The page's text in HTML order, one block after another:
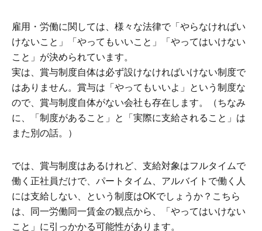
雇用・労働に関しては、様々な法律で「やらなければい
けないこと」「やってもいいこと」「やってはいけない
こと」が決められています。
実は、賞与制度自体は必ず設けなければいけない制度で
はありません。賞与は「やってもいいよ」という制度な
ので、賞与制度自体がない会社も存在します。（ちなみ
に、「制度があること」と「実際に支給されること」は
また別の話。）
では、賞与制度はあるけれど、支給対象はフルタイムで
働く正社員だけで、パートタイム、アルバイトで働く人
には支給しない、という制度はOKでしょうか？こちら
は、同一労働同一賃金の観点から、「やってはいけない
こと」に引っかかる可能性があります。